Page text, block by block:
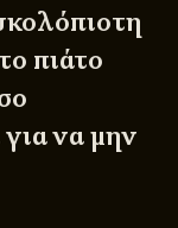
πιάτο
να μην